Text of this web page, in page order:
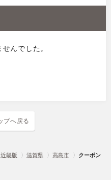
んでした。
プへ戻る
近畿版 〉 滋賀県 〉 高島市 〉 クーポン